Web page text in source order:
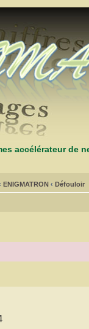
accélérateur de
ENIGMATRON ‹ Défouloir